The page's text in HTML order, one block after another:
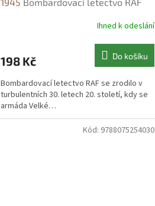
Ihned k odeslání
198 Kč Do košíku
Bombardovací letectvo RAF se zrodilo v
turbulentních 30. letech 20. století, kdy se
armáda Velké…
Kód: 9788075254030